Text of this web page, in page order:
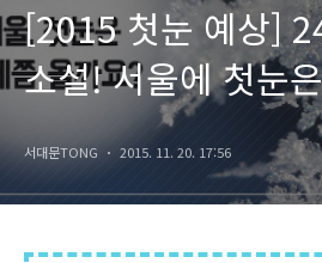
[2015 첫눈 예상]
소설! 서울에 첫눈
올까요? 첫눈 예정
서대문TONG 2015. 11. 20. 17:56